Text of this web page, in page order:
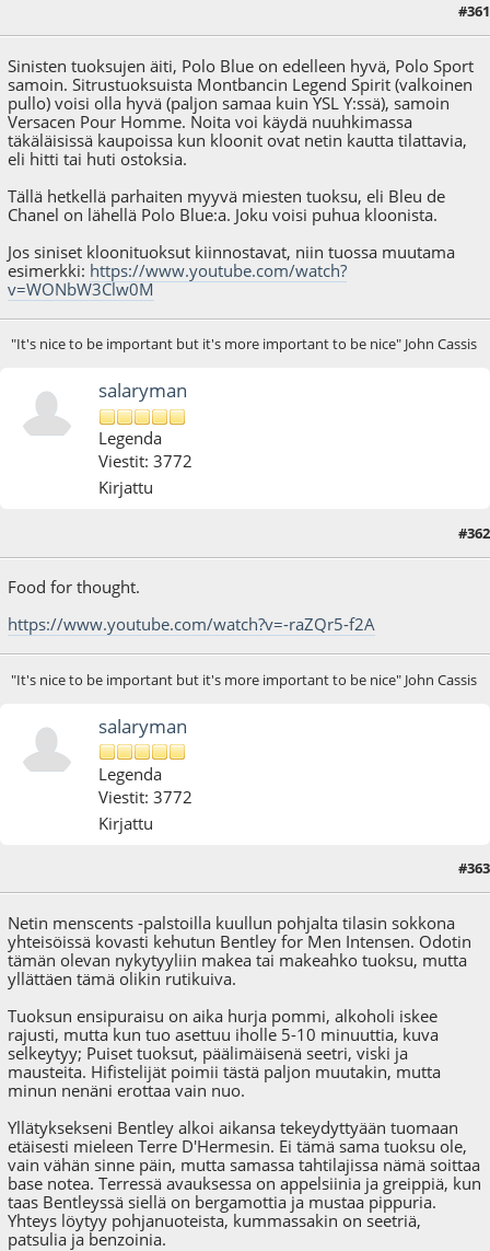
#361
Sinisten tuoksujen äiti, Polo Blue on edelleen hyvä, Polo Sport
samoin. Sitrustuoksuista Montbancin Legend Spirit (valkoinen
pullo) voisi olla hyvä (paljon samaa kuin YSL Y:ssä), samoin
Versacen Pour Homme. Noita voi käydä nuuhkimassa
täkäläisissä kaupoissa kun kloonit ovat netin kautta tilattavia,
eli hitti tai huti ostoksia.
Tällä hetkellä parhaiten myyvä miesten tuoksu, eli Bleu de
Chanel on lähellä Polo Blue:a. Joku voisi puhua kloonista.
Jos siniset kloonituoksut kiinnostavat, niin tuossa muutama
esimerkki: https://www.youtube.com/watch?
v=WONbW3Clw0M
"It's nice to be important but it's more important to be nice" John Cassis
salaryman
Legenda
Viestit: 3772
Kirjattu
#362
Food for thought.
https://www.youtube.com/watch?v=-raZQr5-f2A
"It's nice to be important but it's more important to be nice" John Cassis
salaryman
Legenda
Viestit: 3772
Kirjattu
: 06.08.24 - klo:08:47 käyttäjältä salaryman#363
Netin menscents -palstoilla kuullun pohjalta tilasin sokkona
yhteisöissä kovasti kehutun Bentley for Men Intensen. Odotin
tämän olevan nykytyyliin makea tai makeahko tuoksu, mutta
yllättäen tämä olikin rutikuiva.
Tuoksun ensipuraisu on aika hurja pommi, alkoholi iskee
rajusti, mutta kun tuo asettuu iholle 5-10 minuuttia, kuva
selkeytyy; Puiset tuoksut, päälimäisenä seetri, viski ja
mausteita. Hifistelijät poimii tästä paljon muutakin, mutta
minun nenäni erottaa vain nuo.
Yllätyksekseni Bentley alkoi aikansa tekeydyttyään tuomaan
etäisesti mieleen Terre D'Hermesin. Ei tämä sama tuoksu ole,
vain vähän sinne päin, mutta samassa tahtilajissa nämä soittaa
base notea. Terressä avauksessa on appelsiinia ja greippiä, kun
taas Bentleyssä siellä on bergamottia ja mustaa pippuria.
Yhteys löytyy pohjanuoteista, kummassakin on seetriä,
patsulia ja benzoinia.